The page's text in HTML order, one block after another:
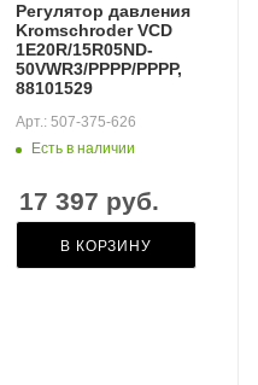
Регулятор давления
Kromschroder VCD
1E20R/15R05ND-
50VWR3/PPPP/PPPP,
88101529
Есть в наличии
Арт.: 507-375-626
17 397 руб.
В КОРЗИНУ